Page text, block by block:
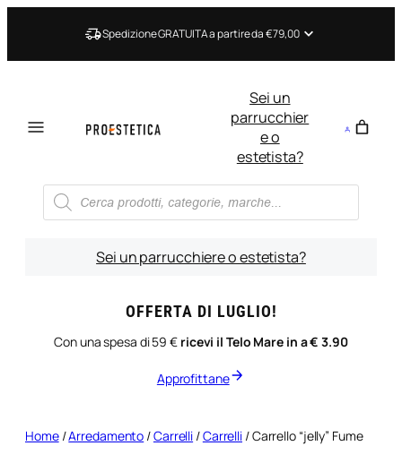
Spedizione GRATUITA a partire da €79,00
Sei un
parrucchier
e o
estetista?
Ricerca
prodotti
Sei un parrucchiere o estetista?
OFFERTA DI LUGLIO!
Con una spesa di 59 € ricevi il Telo Mare in a € 3.90
Approfittane
Home/Arredamento /Carrelli /Carrelli / Carrello “jelly” Fume